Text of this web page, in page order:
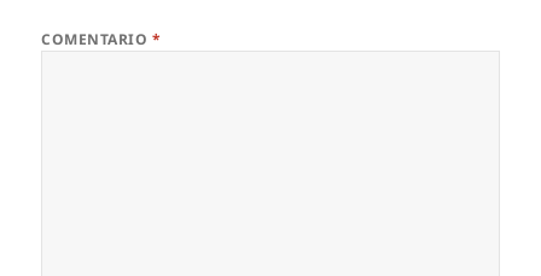
COMENTARIO *